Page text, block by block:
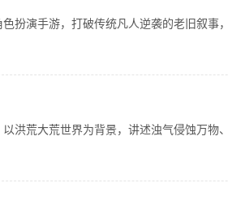
，打破传统凡人逆袭的老旧叙事，打造独树一帜
世界为背景，讲述浊气侵蚀万物、异兽狂乱的山